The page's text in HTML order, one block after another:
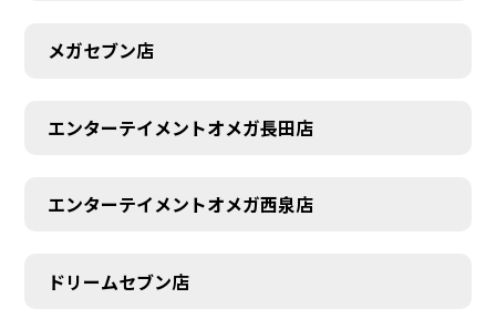
メガセブン店
エンターテイメントオメガ長田店
エンターテイメントオメガ西泉店
ドリームセブン店